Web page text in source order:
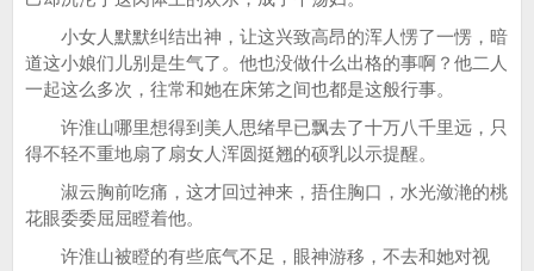
小女人默默纠结出神，让这兴致高昂的浑人愣了一愣，暗
道这小娘们儿别是生气了。他也没做什么出格的事啊？他二人
一起这么多次，往常和她在床笫之间也都是这般行事。
许淮山哪里想得到美人思绪早已飘去了十万八千里远，只
得不轻不重地扇了扇女人浑圆挺翘的硕乳以示提醒。
淑云胸前吃痛，这才回过神来，捂住胸口，水光潋滟的桃
花眼委委屈屈瞪着他。
许淮山被瞪的有些底气不足，眼神游移，不去和她对视